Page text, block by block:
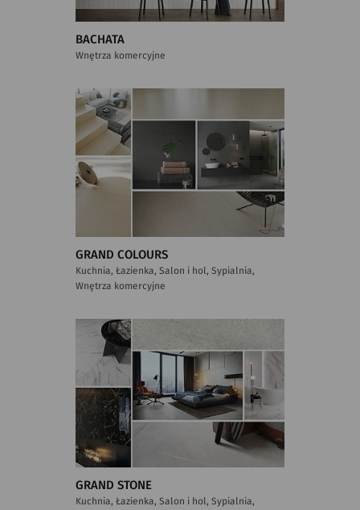
BACHATA
Wnętrza komercyjne
GRAND COLOURS
Kuchnia, Łazienka, Salon i hol, Sypialnia,
Wnętrza komercyjne
GRAND STONE
Kuchnia, Łazienka, Salon i hol, Sypialnia,